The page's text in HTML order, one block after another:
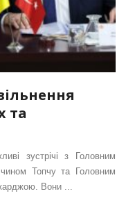
та
зустрічі з Головним
Топчу та Головним
Вони ...